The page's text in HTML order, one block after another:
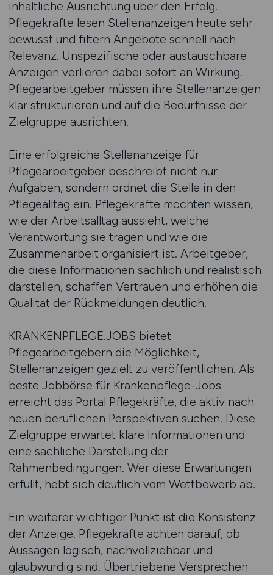
inhaltliche Ausrichtung über den Erfolg.
Pflegekräfte lesen Stellenanzeigen heute sehr
bewusst und filtern Angebote schnell nach
Relevanz. Unspezifische oder austauschbare
Anzeigen verlieren dabei sofort an Wirkung.
Pflegearbeitgeber müssen ihre Stellenanzeigen
klar strukturieren und auf die Bedürfnisse der
Zielgruppe ausrichten.
Eine erfolgreiche Stellenanzeige für
Pflegearbeitgeber beschreibt nicht nur
Aufgaben, sondern ordnet die Stelle in den
Pflegealltag ein. Pflegekräfte möchten wissen,
wie der Arbeitsalltag aussieht, welche
Verantwortung sie tragen und wie die
Zusammenarbeit organisiert ist. Arbeitgeber,
die diese Informationen sachlich und realistisch
darstellen, schaffen Vertrauen und erhöhen die
Qualität der Rückmeldungen deutlich.
KRANKENPFLEGE.JOBS bietet
Pflegearbeitgebern die Möglichkeit,
Stellenanzeigen gezielt zu veröffentlichen. Als
beste Jobbörse für Krankenpflege-Jobs
erreicht das Portal Pflegekräfte, die aktiv nach
neuen beruflichen Perspektiven suchen. Diese
Zielgruppe erwartet klare Informationen und
eine sachliche Darstellung der
Rahmenbedingungen. Wer diese Erwartungen
erfüllt, hebt sich deutlich vom Wettbewerb ab.
Ein weiterer wichtiger Punkt ist die Konsistenz
der Anzeige. Pflegekräfte achten darauf, ob
Aussagen logisch, nachvollziehbar und
glaubwürdig sind. Übertriebene Versprechen